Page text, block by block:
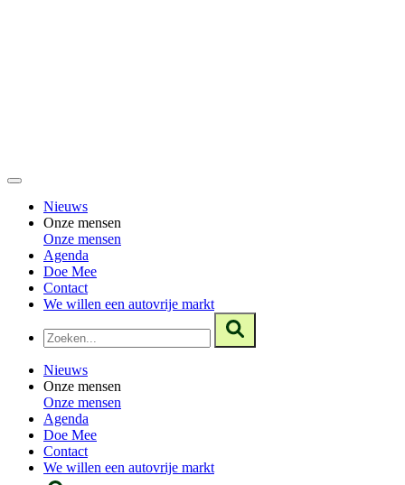
Nieuws
Onze mensen
Onze mensen
Agenda
Doe Mee
Contact
We willen een autovrije markt
Nieuws
Onze mensen
Onze mensen
Agenda
Doe Mee
Contact
We willen een autovrije markt